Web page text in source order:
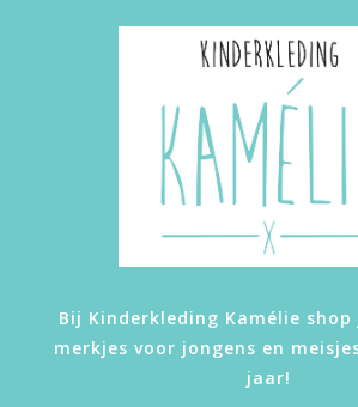
Bij Kinderkleding Kamélie
merkjes voor jongens en
jaar!